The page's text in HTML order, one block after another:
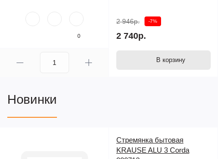
0
2 946р. -7%
2 740р.
В корзину
Новинки
Стремянка бытовая
KRAUSE ALU 3 Corda